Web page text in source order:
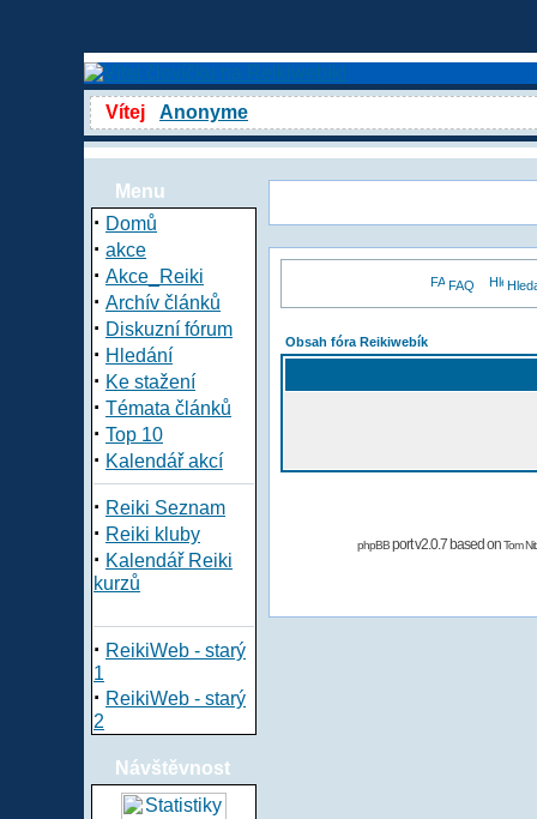
Vítej Anonyme
Menu
· Domů
· akce
· Akce_Reiki
· Archív článků
· Diskuzní fórum
· Hledání
· Ke stažení
· Témata článků
· Top 10
· Kalendář akcí
· Reiki Seznam
· Reiki kluby
· Kalendář Reiki
kurzů
· ReikiWeb - starý
1
· ReikiWeb - starý
2
Návštěvnost
FAQ
Obsah fóra Reikiwebík
phpBBport v2.0.7 based onTom